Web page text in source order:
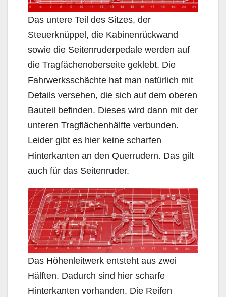
Das untere Teil des Sitzes, der
Steuerknüppel, die Kabinenrückwand
sowie die Seitenruderpedale werden auf
die Tragfächenoberseite geklebt. Die
Fahrwerksschächte hat man natürlich mit
Details versehen, die sich auf dem oberen
Bauteil befinden. Dieses wird dann mit der
unteren Tragflächenhälfte verbunden.
Leider gibt es hier keine scharfen
Hinterkanten an den Querrudern. Das gilt
auch für das Seitenruder.
Das Höhenleitwerk entsteht aus zwei
Hälften. Dadurch sind hier scharfe
Hinterkanten vorhanden. Die Reifen